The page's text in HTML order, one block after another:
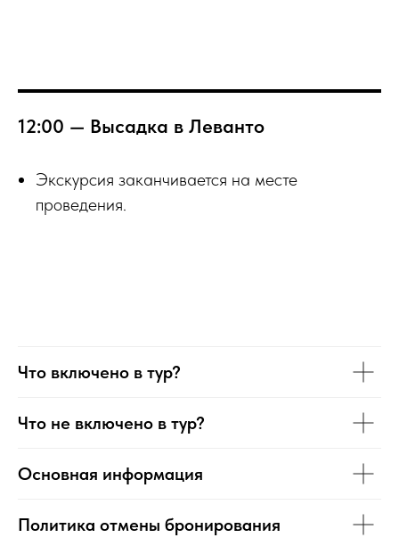
12:00 — Высадка в Леванто
Экскурсия заканчивается на месте
проведения.
Что включено в тур?
Что не включено в тур?
Основная информация
Политика отмены бронирования